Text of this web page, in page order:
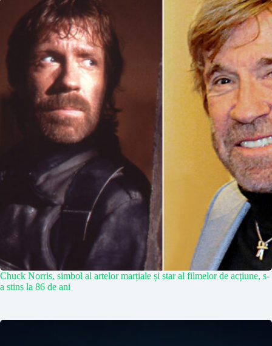
Chuck Norris, simbol al artelor marțiale și star al filmelor de acțiune, s-
a stins la 86 de ani